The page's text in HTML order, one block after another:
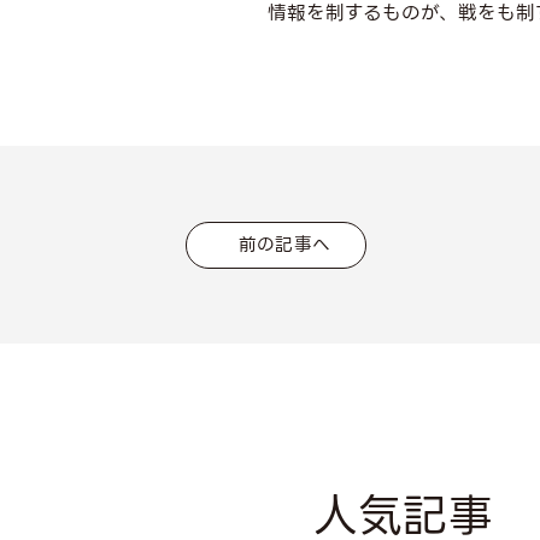
情報を制するものが、戦をも制
前の記事へ
人気記事